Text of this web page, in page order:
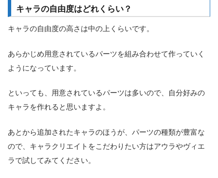
キャラの自由度はどれくらい？
キャラの自由度の高さは中の上くらいです。
あらかじめ用意されているパーツを組み合わせて作っていく
ようになっています。
といっても、用意されているパーツは多いので、自分好みの
キャラを作れると思いますよ。
あとから追加されたキャラのほうが、パーツの種類が豊富な
ので、キャラクリエイトをこだわりたい方はアウラやヴィエ
ラで試してみてください。